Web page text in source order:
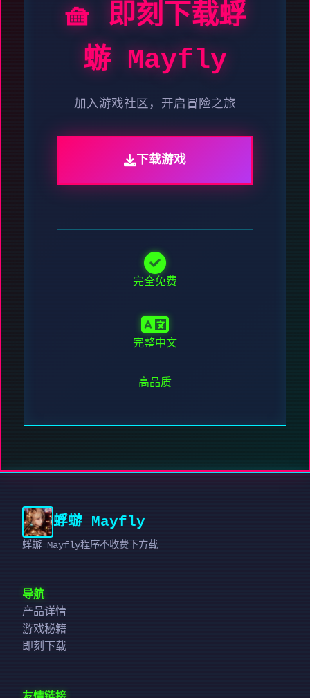
🧺 即刻下载蜉
蝣 Mayfly
加入游戏社区，开启冒险之旅
下载游戏
完全免费
完整中文
高品质
蜉蝣 Mayfly
蜉蝣 Mayfly程序不收费下方载
导航
产品详情
游戏秘籍
即刻下载